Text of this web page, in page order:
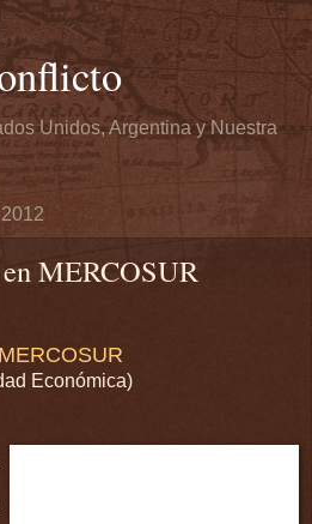
Unidos, Argentina y Nuestra
MERCOSUR
Económica)